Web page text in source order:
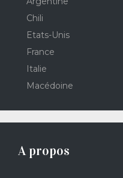
Chili
Etats-Unis
France
Italie
Macédoine
A propos